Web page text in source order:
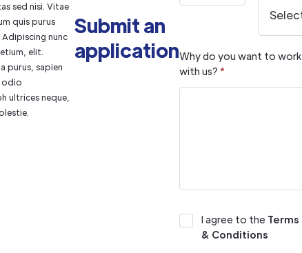
sed nisi. Vitae
quis purus
nunc
elit.
purus, sapien
odio
ultrices neque,
Submit an
applicationWhy do you want to work
with us? *
I agree to the Terms
& Conditions